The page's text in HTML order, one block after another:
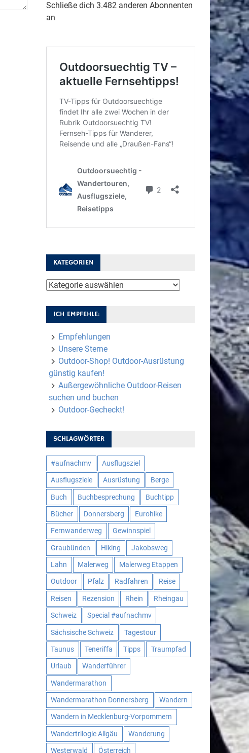
Schließe dich 3.482 anderen Abonnenten
an
KATEGORIEN
Kategorien
ICH EMPFEHLE:
Empfehlungen
Unsere Sterne
Outdoor-Shop! Outdoor-Ausrüstung
günstig kaufen!
Außergewöhnliche Outdoor-Reisen
suchen und buchen
Outdoor-Gecheckt!
SCHLAGWÖRTER
#aufnachmv Ausflugsziel
Ausflugsziele Ausrüstung Berge
Buch Buchbesprechung Buchtipp
Bücher Donnersberg Eurohike
Fernwanderweg Gewinnspiel
Graubünden Hiking Jakobsweg
Lahn Malerweg Malerweg Etappen
Outdoor Pfalz Radfahren Reise
Reisen Rezension Rhein Rheingau
Schweiz Special #aufnachmv
Sächsische Schweiz Tagestour
Taunus Teneriffa Tipps Traumpfad
Urlaub Wanderführer
Wandermarathon
Wandermarathon Donnersberg Wandern
Wandern in Mecklenburg-Vorpommern
Wandertrilogie Allgäu Wanderung
Westerwald Österreich